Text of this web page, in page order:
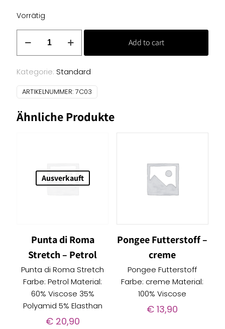
Vorrätig
-
hellblau/weiß
Menge
Add to cart
Kategorie: Standard
ARTIKELNUMMER: 7C03
Ähnliche Produkte
Ausverkauft
Punta di Roma
Stretch – Petrol
Punta di Roma Stretch
Farbe: Petrol Material:
60% Viscose 35%
Polyamid 5% Elasthan
€20,90
Pongee Futterstoff –
creme
Pongee Futterstoff
Farbe: creme Material:
100% Viscose
€ 13,90